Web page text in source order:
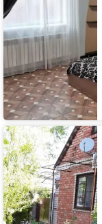
Гостевой
дом
На
Краснодарской
131